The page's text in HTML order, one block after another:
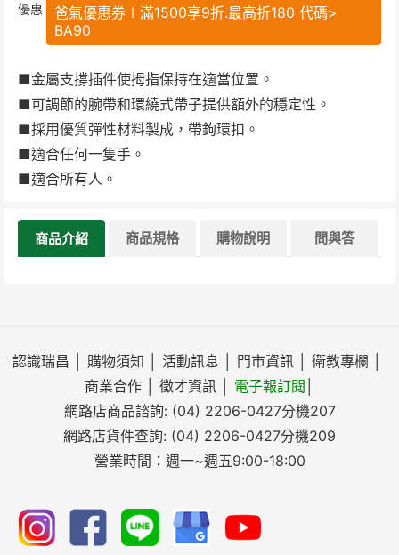
優惠
爸氣優惠券∣滿1500享9折.最高折180 代碼>
BA90
■金屬支撐插件使拇指保持在適當位置。
■可調節的腕帶和環繞式帶子提供額外的穩定性。
■採用優質彈性材料製成，帶鉤環扣。
■適合任何一隻手。
■適合所有人。
商品介紹 商品規格 購物說明 問與答
認識瑞昌 購物須知 活動訊息 門市資訊 衛教專欄
商業合作
徵才資訊 電子報訂閱
網路店商品諮詢: (04) 2206-0427分機207
網路店貨件查詢: (04) 2206-0427分機209
營業時間：週一~週五9:00-18:00